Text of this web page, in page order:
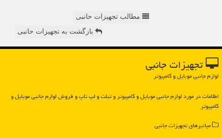
مطالب تجهیزات حانبی
بازگشت به تجهیزات حانبی
تجهیزات جانبی
لوازم جانبی موبایل و کامپیوتر
اطلاعات در مورد لوازم جانبی موبایل و كامپیوتر و تبلت و لپ تاپ و فروش لوازم جانبی موبایل و
كامپیوتر
میانبرهای تجهیزات جانبی